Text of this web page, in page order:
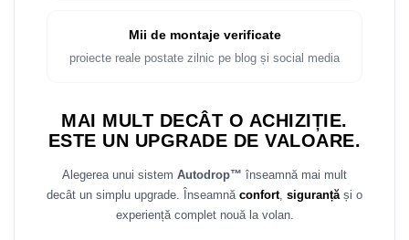
Mii de montaje verificate
proiecte reale postate zilnic pe blog și social media
MAI MULT DECÂT O ACHIZIȚIE.
ESTE UN UPGRADE DE VALOARE.
Alegerea unui sistem Autodrop™ înseamnă mai mult
decât un simplu upgrade. Înseamnă confort, siguranțăși o
experiență complet nouă la volan.